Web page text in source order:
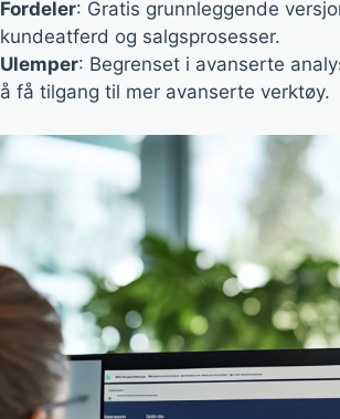
Fordeler: Gratis grunnleggende
kundeatferd og salgsprosesser.
Ulemper: Begrenset i avanserte
å få tilgang til mer avanserte verktøy.